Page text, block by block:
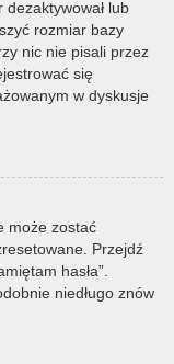
lub
rozmiar bazy
nic nie pisali przez
się
w dyskusje
może zostać
Przejdź
hasła”.
niedługo znów